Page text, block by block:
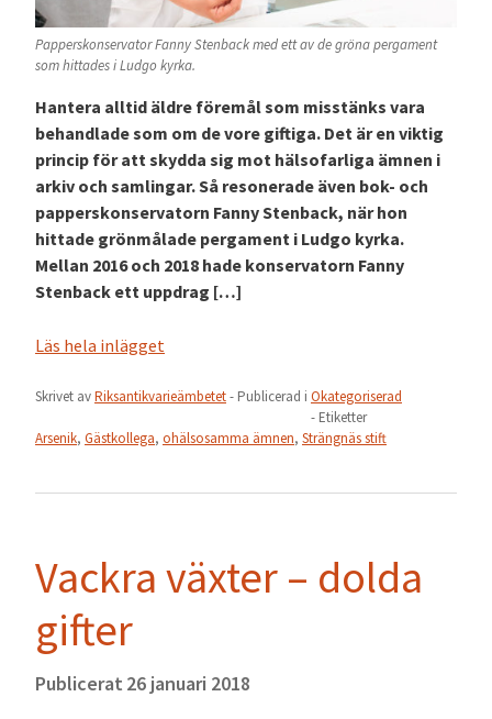
Papperskonservator Fanny Stenback med ett av de gröna pergament
som hittades i Ludgo kyrka.
Hantera alltid äldre föremål som misstänks vara
behandlade som om de vore giftiga. Det är en viktig
princip för att skydda sig mot hälsofarliga ämnen i
arkiv och samlingar. Så resonerade även bok- och
papperskonservatorn Fanny Stenback, när hon
hittade grönmålade pergament i Ludgo kyrka.
Mellan 2016 och 2018 hade konservatorn Fanny
Stenback ett uppdrag […]
Läs hela inlägget
Skrivet avRiksantikvarieämbetet- Publicerad i Okategoriserad
- Etiketter
Arsenik, Gästkollega, ohälsosamma ämnen, Strängnäs stift
Vackra växter – dolda
gifter
Publicerat 26 januari 2018